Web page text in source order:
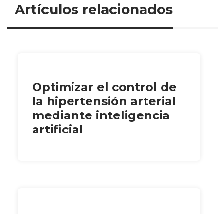
Artículos relacionados
Optimizar el control de
la hipertensión arterial
mediante inteligencia
artificial